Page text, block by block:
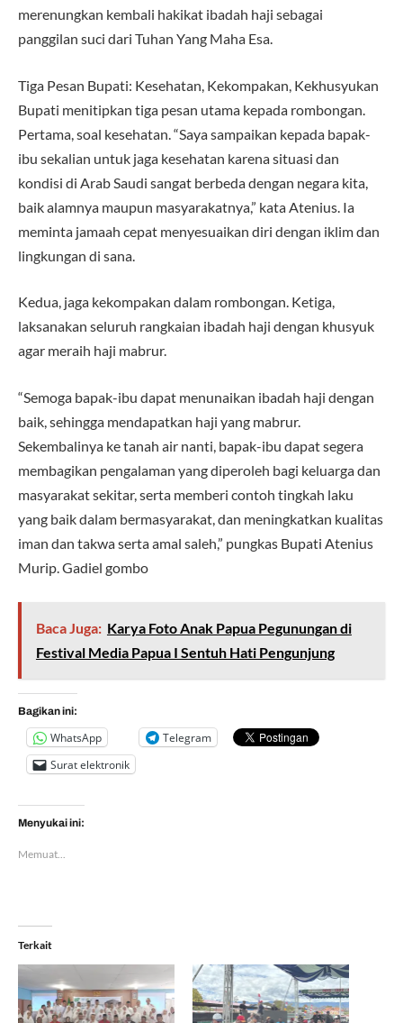
merenungkan kembali hakikat ibadah haji sebagai
panggilan suci dari Tuhan Yang Maha Esa.
Tiga Pesan Bupati: Kesehatan, Kekompakan, Kekhusyukan
Bupati menitipkan tiga pesan utama kepada rombongan.
Pertama, soal kesehatan. “Saya sampaikan kepada bapak-
ibu sekalian untuk jaga kesehatan karena situasi dan
kondisi di Arab Saudi sangat berbeda dengan negara kita,
baik alamnya maupun masyarakatnya,” kata Atenius. Ia
meminta jamaah cepat menyesuaikan diri dengan iklim dan
lingkungan di sana.
Kedua, jaga kekompakan dalam rombongan. Ketiga,
laksanakan seluruh rangkaian ibadah haji dengan khusyuk
agar meraih haji mabrur.
“Semoga bapak-ibu dapat menunaikan ibadah haji dengan
baik, sehingga mendapatkan haji yang mabrur.
Sekembalinya ke tanah air nanti, bapak-ibu dapat segera
membagikan pengalaman yang diperoleh bagi keluarga dan
masyarakat sekitar, serta memberi contoh tingkah laku
yang baik dalam bermasyarakat, dan meningkatkan kualitas
iman dan takwa serta amal saleh,” pungkas Bupati Atenius
Murip. Gadiel gombo
Baca Juga: Karya Foto Anak Papua Pegunungan di
Festival Media Papua I Sentuh Hati Pengunjung
Bagikan ini:
WhatsApp
Telegram
Surat elektronik
Menyukai ini:
Memuat...
Terkait